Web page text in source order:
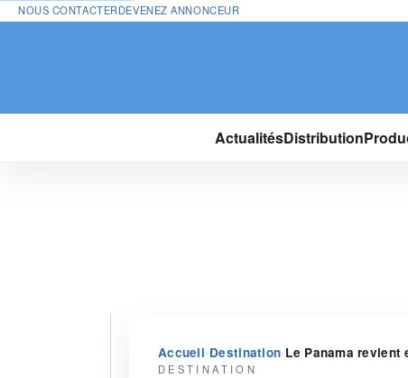
NOUS CONTACTERDEVENEZ ANNONCEUR
ActualitésDistribution
Accueil›Destination›Le Panama
DESTINATION